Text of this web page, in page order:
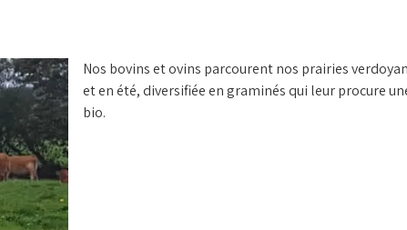
Nos bovins et ovins parcourent nos prairies
et en été, diversifiée en graminés qui leur procure
bio.